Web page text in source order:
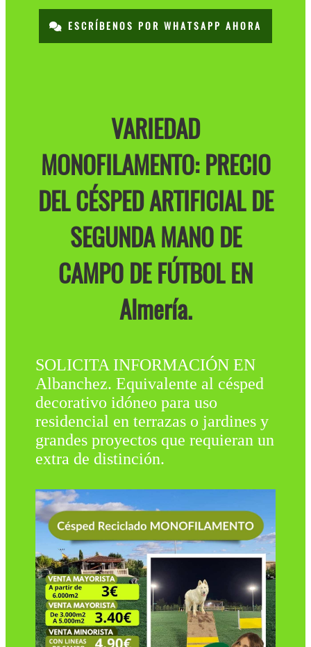
ESCRÍBENOS POR WHATSAPP AHORA
VARIEDAD
MONOFILAMENTO: PRECIO
DEL CÉSPED ARTIFICIAL DE
SEGUNDA MANO DE
CAMPO DE FÚTBOL EN
Almería.
SOLICITA INFORMACIÓN EN
Albanchez. Equivalente al césped
decorativo idóneo para uso
residencial en terrazas o jardines y
grandes proyectos que requieran un
extra de distinción.